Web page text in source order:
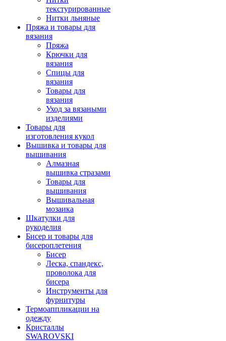
текстурированные
Нитки льняные
Пряжа и товары для
вязания
Пряжа
Крючки для
вязания
Спицы для
вязания
Товары для
вязания
Уход за вязаными
изделиями
Товары для
изготовления кукол
Вышивка и товары для
вышивания
Алмазная
вышивка стразами
Товары для
вышивания
Вышивальная
мозаика
Шкатулки для
рукоделия
Бисер и товары для
бисероплетения
Бисер
Леска, спандекс,
проволока для
бисера
Инструменты для
фурнитуры
Термоаппликации на
одежду
Кристаллы
SWAROVSKI